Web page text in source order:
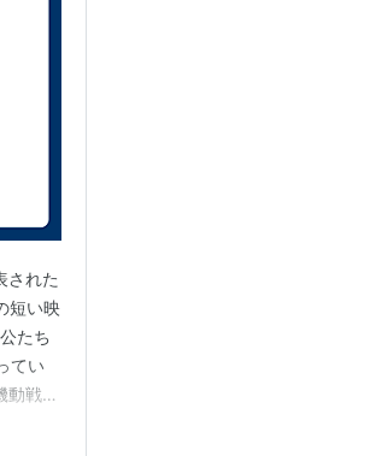
された
短い映
たち
てい
戦記